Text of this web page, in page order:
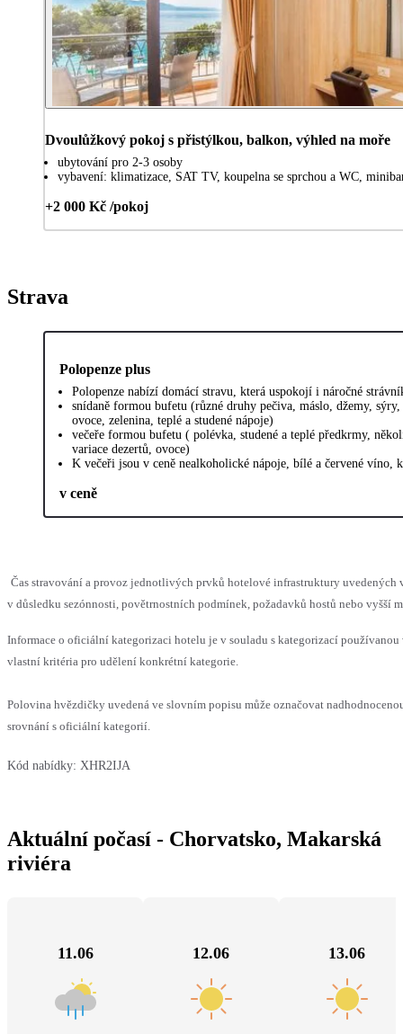
Dvoulůžkový pokoj s přistýlkou, balkon, výhled na moře
ubytování pro 2-3 osoby
vybavení: klimatizace, SAT TV, koupelna se sprchou a WC,
+2 000 Kč /pokoj
Strava
Polopenze plus
Polopenze nabízí domácí stravu, která uspokojí i náročné
snídaně formou bufetu (různé druhy pečiva, máslo, džemy,
ovoce, zelenina, teplé a studené nápoje)
večeře formou bufetu ( polévka, studené a teplé předkrmy,
variace dezertů, ovoce)
K večeři jsou v ceně nealkoholické nápoje, bílé a červené víno,
v ceně
Čas stravování a provoz jednotlivých prvků hotelové infrastruktury uvedených
v důsledku sezónnosti, povětrnostních podmínek, požadavků hostů nebo vyšší
Informace o oficiální kategorizaci hotelu je v souladu s kategorizací používanou
vlastní kritéria pro udělení konkrétní kategorie.
Polovina hvězdičky uvedená ve slovním popisu může označovat
srovnání s oficiální kategorií.
Kód nabídky: XHR2IJA
Aktuální počasí - Chorvatsko, Makarská
riviéra
11.06 12.06 13.06